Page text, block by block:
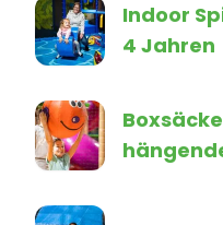
Indoor
4 Jahren